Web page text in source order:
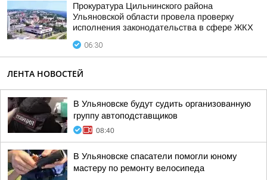
Прокуратура Цильнинского района
Ульяновской области провела проверку
исполнения законодательства в сфере ЖКХ
06:30
ЛЕНТА НОВОСТЕЙ
В Ульяновске будут судить организованную
группу автоподставщиков
08:40
В Ульяновске спасатели помогли юному
мастеру по ремонту велосипеда